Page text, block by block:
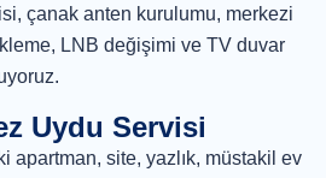
çanak anten kurulumu, merkezi
LNB değişimi ve TV duvar
Uydu Servisi
apartman, site, yazlık, müstakil ev